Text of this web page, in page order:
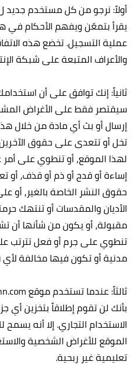
يقرأ بتمعّن ويفهم الأحكام في
عملية التسجيل. تخضع هذه
والأعراف المتبعة على شبكة
سيقتصر فقط على الأغراض
إرسال أو بث أي مادة من خلال
تخل أو تتعدى على حقوق
لهذا الموقع، أو تنطوي على
إساءة أو قدح أو ذم أو قذف، أو
حقوق النشر الخاصة بالغير، أو
الأديان والمقدسات أو تنتهك
مقبولة، أو يكون من شأنها أن
تنطوي على جرم أو فعل تترتب
مدنية أو تكون فيها مخالفة لأي
بأنك لن تقوم إطلاقاً بتخزين
الاستخدام التجاري. إلا أنه
تعليمية غير ربحية.